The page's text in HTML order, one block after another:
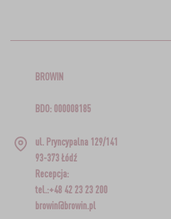
BROWIN
BDO: 000008185
ul. Pryncypalna 129/141
93-373 Łódź
Recepcja:
tel.:+48 42 23 23 200
browin@browin.pl